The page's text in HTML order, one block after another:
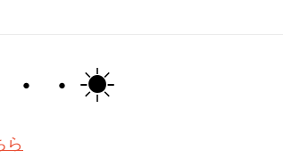
・・☀
ら